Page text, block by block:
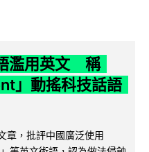
濫用英文 稱
」動搖科技話語
章，批評中國廣泛使用